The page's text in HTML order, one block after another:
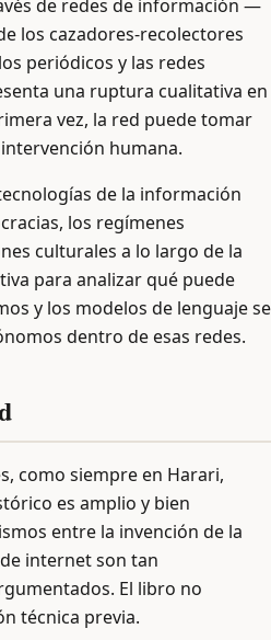
de redes de información —
los cazadores-recolectores
periódicos y las redes
una ruptura cualitativa en
vez, la red puede tomar
humana.
de la información
los regímenes
culturales a lo largo de la
para analizar qué puede
y los modelos de lenguaje se
dentro de esas redes.
como siempre en Harari,
es amplio y bien
entre la invención de la
internet son tan
El libro no
técnica previa.